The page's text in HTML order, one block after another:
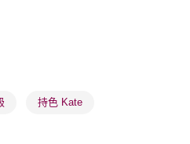
或以上免運費
持色 Kate